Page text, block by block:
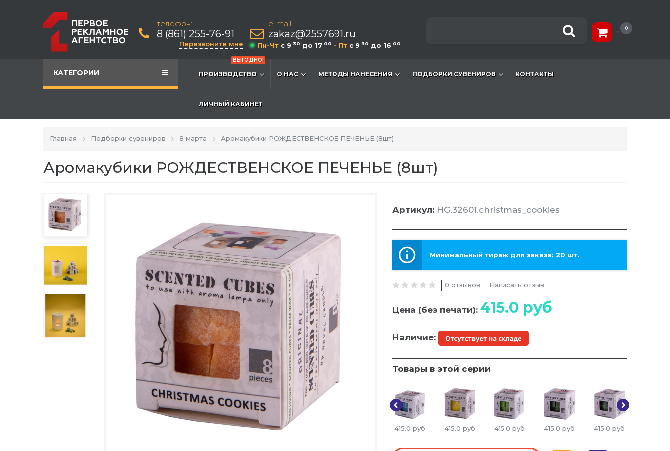
телефон:
8 (861) 255-76-91
Перезвоните мне
e-mail
zakaz@2557691.ru
Пн-Чт c 9 30 до 17 00 - Пт c 9 30 до 16 00
0
КАТЕГОРИИ
ВЫГОДНО!
ПРОИЗВОДСТВО О НАС МЕТОДЫ НАНЕСЕНИЯ ПОДБОРКИ СУВЕНИРОВ КОНТАКТЫ
ЛИЧНЫЙ КАБИНЕТ
Главная Подборки сувениров 8 марта Аромакубики РОЖДЕСТВЕНСКОЕ ПЕЧЕНЬЕ (8шт)
Аромакубики РОЖДЕСТВЕНСКОЕ ПЕЧЕНЬЕ (8шт)
Артикул: HG.32601.christmas_cookies
Минимальный тираж для заказа: 20 шт.
0 отзывов Написать отзыв
Цена (без печати): 415.0 руб
Наличие:
Товары в этой серии
415.0 руб 415.0 руб 415.0 руб 415.0 руб 415.0 руб